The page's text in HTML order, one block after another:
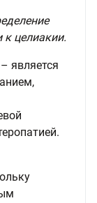
к целиакии.
является